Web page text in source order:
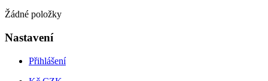
Žádné položky
Nastavení
Přihlášení